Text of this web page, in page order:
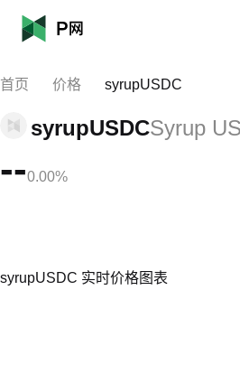
首页 价格 syrupUSDC
syrupUSDCSyrup
--0.00%
syrupUSDC 实时价格图表